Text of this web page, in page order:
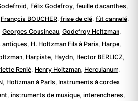
, Félix Godefroy, feuille d’acanthes,
François BOUCHER, frise de clé, fût cannelé,
Georges Cousineau, Godefroy Holtzman,
antiques, H. Holtzman Fils à Paris, Harpe,
, Harpiste, Haydn, Hector BERLIOZ,
Renié, Henry Holtzman, Herculanum,
, Holtzman à Paris, instruments à cordes
, instruments de musique, interencheres,